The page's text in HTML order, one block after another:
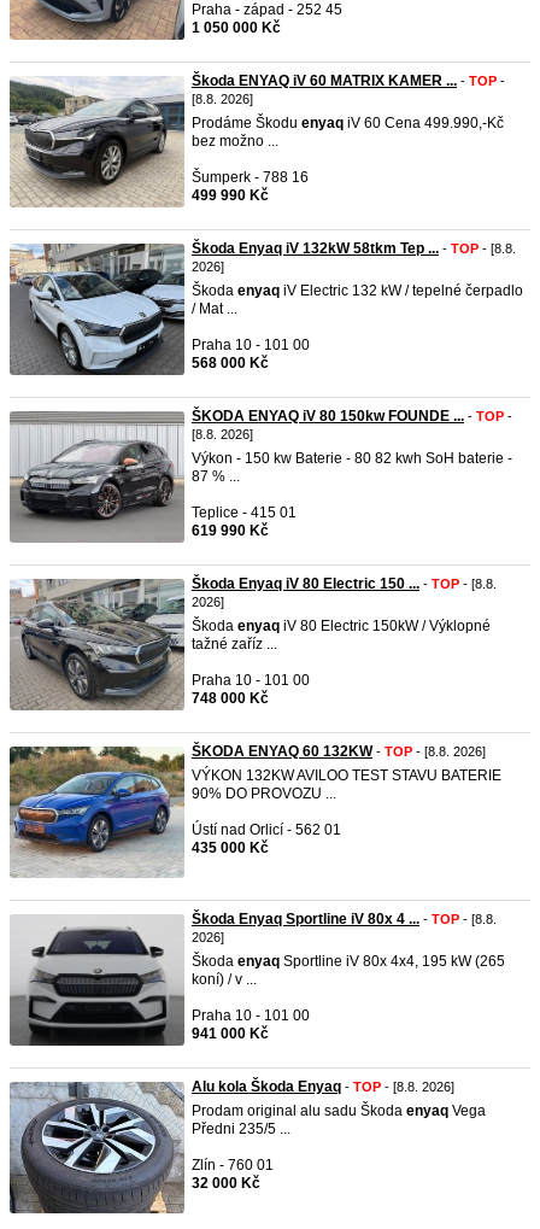
Praha - západ - 252 45
1 050 000 Kč
Škoda ENYAQ iV 60 MATRIX KAMER ... - TOP -
[8.8. 2026]
Prodáme Škodu enyaq iV 60 Cena 499.990,-Kč
bez možno ...
Šumperk - 788 16
499 990 Kč
Škoda Enyaq iV 132kW 58tkm Tep ... - TOP - [8.8.
2026]
Škoda enyaq iV Electric 132 kW / tepelné čerpadlo
/ Mat ...
Praha 10 - 101 00
568 000 Kč
ŠKODA ENYAQ iV 80 150kw FOUNDE ... - TOP -
[8.8. 2026]
Výkon - 150 kw Baterie - 80 82 kwh SoH baterie -
87 % ...
Teplice - 415 01
619 990 Kč
Škoda Enyaq iV 80 Electric 150 ... - TOP - [8.8.
2026]
Škoda enyaq iV 80 Electric 150kW / Výklopné
tažné zaříz ...
Praha 10 - 101 00
748 000 Kč
ŠKODA ENYAQ 60 132KW- TOP - [8.8. 2026]
VÝKON 132KW AVILOO TEST STAVU BATERIE
90% DO PROVOZU ...
Ústí nad Orlicí - 562 01
435 000 Kč
Škoda Enyaq Sportline iV 80x 4 ... - TOP - [8.8.
2026]
Škoda enyaq Sportline iV 80x 4x4, 195 kW (265
koní) / v ...
Praha 10 - 101 00
941 000 Kč
Alu kola Škoda Enyaq - TOP - [8.8. 2026]
Prodam original alu sadu Škoda enyaq Vega
Předni 235/5 ...
Zlín - 760 01
32 000 Kč